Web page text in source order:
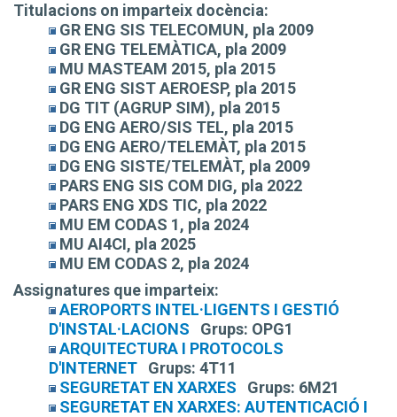
Titulacions on imparteix docència:
GR ENG SIS TELECOMUN, pla 2009
GR ENG TELEMÀTICA, pla 2009
MU MASTEAM 2015, pla 2015
GR ENG SIST AEROESP, pla 2015
DG TIT (AGRUP SIM), pla 2015
DG ENG AERO/SIS TEL, pla 2015
DG ENG AERO/TELEMÀT, pla 2015
DG ENG SISTE/TELEMÀT, pla 2009
PARS ENG SIS COM DIG, pla 2022
PARS ENG XDS TIC, pla 2022
MU EM CODAS 1, pla 2024
MU AI4CI, pla 2025
MU EM CODAS 2, pla 2024
Assignatures que imparteix:
AEROPORTS INTEL·LIGENTS I GESTIÓ
D'INSTAL·LACIONS
Grups: OPG1
ARQUITECTURA I PROTOCOLS
D'INTERNET
Grups: 4T11
SEGURETAT EN XARXES
Grups: 6M21
SEGURETAT EN XARXES: AUTENTICACIÓ I